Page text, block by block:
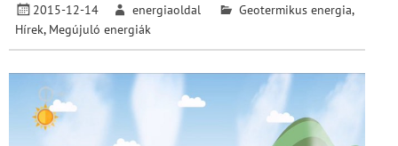
2015-12-14 energiaoldal Geotermikus energia,
Hírek, Megújuló energiák